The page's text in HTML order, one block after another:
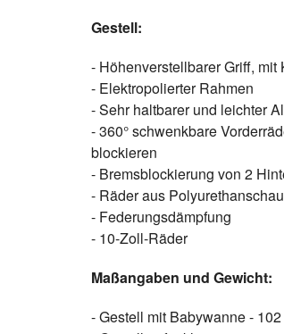
Gestell:
- Höhenverstellbarer Griff, mit
- Elektropolierter Rahmen
- Sehr haltbarer und leichter
- 360° schwenkbare
blockieren
- Bremsblockierung von 2
- Räder aus
- Federungsdämpfung
- 10-Zoll-Räder
Maßangaben und Gewicht:
- Gestell mit Babywanne -